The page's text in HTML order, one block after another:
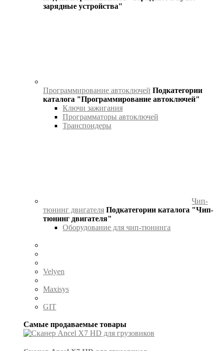
зарядные устройства"
Программирование автоключей Подкатегории
каталога "Программирование автоключей"
Ключи зажигания
Программаторы автоключей
Транспондеры
Чип-
тюнинг двигателя Подкатегории каталога "Чип-
тюнинг двигателя"
Оборудование для чип-тюнинга
Velyen
Maxisys
GIT
Самые продаваемые товары